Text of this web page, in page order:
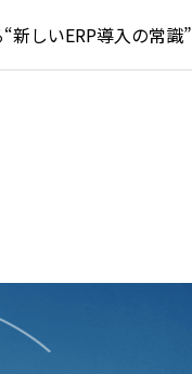
しいERP導入の常識”